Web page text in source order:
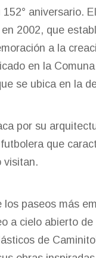
aniversario.
2002, que
a la
en la
se ubica en la
por su
que
visitan.
los paseos más
a cielo abierto
de